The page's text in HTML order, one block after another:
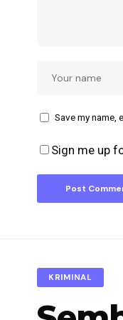
Save my name,
Sign me up
KRIMINAL